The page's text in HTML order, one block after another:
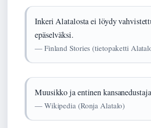
Inkeri Alatalosta ei löydy
epäselväksi.
— Finland Stories (tietopaketti
Muusikko ja entinen
— Wikipedia (Ronja Alatalo)